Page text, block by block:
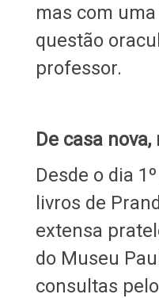
mas com
questão
professor.
De casa
Desde o dia
livros de
extensa
do Museu
consultas